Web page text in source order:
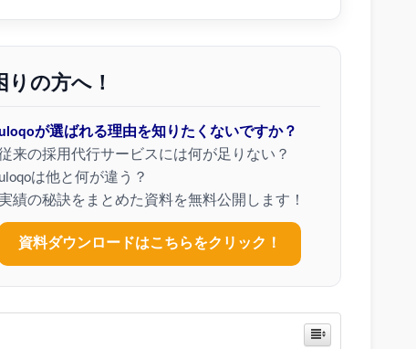
の方へ！
が選ばれる理由を知りたくないですか？
来の採用代行サービスには何が足りない？
uloqoは他と何が違う？
績の秘訣をまとめた資料を無料公開します！
資料ダウンロードはこちらをクリック！